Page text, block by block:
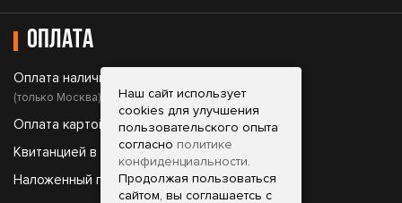
Оплата
Оплата наличными;
(только Москва)
Оплата картой;
Квитанцией в банке;
Наложенный платеж.
Наш сайт использует
cookies для улучшения
пользовательского опыта
согласно политике
конфиденциальности.
Продолжая пользоваться
сайтом, вы соглашаетсь с